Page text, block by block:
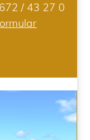
/ 43 27 0